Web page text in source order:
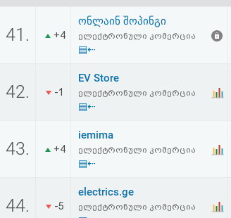
ფოსტა
კითხვა-
ავტორიზაცია
რეგისტრაცია
აღდგენა
41. +4
ონლაინ შოპინგი
ელექტრონული კომერცია
▤⇠
42. -1
EV Store
ელექტრონული კომერცია
▤⇠
43. +4
iemima
ელექტრონული კომერცია
▤⇠
44. -5
electrics.ge
ელექტრონული კომერცია